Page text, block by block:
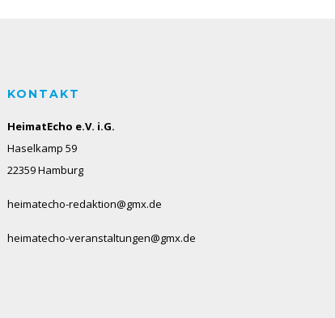
KONTAKT
HeimatEcho e.V. i.G.
Haselkamp 59
22359 Hamburg
heimatecho-redaktion@gmx.de
heimatecho-veranstaltungen@gmx.de